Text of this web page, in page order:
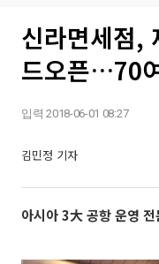
신라면세점,
드오픈…70
입력 2018-06-01 08:27
김민정 기자
아시아 3大 공항 운영